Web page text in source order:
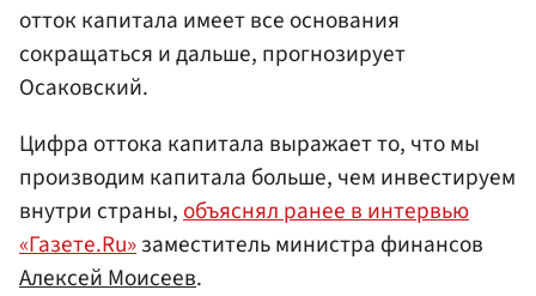
отток капитала имеет все основания
сокращаться и дальше, прогнозирует
Осаковский.
Цифра оттока капитала выражает то, что мы
производим капитала больше, чем инвестируем
внутри страны,объяснял ранее в интервью
«Газете.Ru»заместитель министра финансов
Алексей Моисеев.